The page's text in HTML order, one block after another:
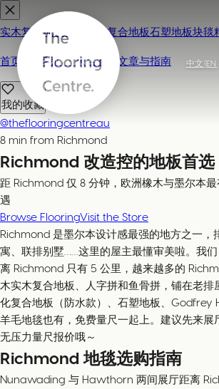
中文 |EN
实木复合地板 强化复合地板石塑地板块毯
首页 联系我们 / 来店参观 文章与指南
我的收藏
@theflooringcentreau
8 min from Richmond
Richmond 改造控的地板首选
距 Richmond 仅 8 分钟，欧洲橡木与墨尔本
遇
Browse FlooringVisit the Store
Richmond 是墨尔本设计感最强的地方之一，
寓、联排别墅……这里的屋主最懂审美啦。我
离 Richmond 只有 5 公里，越来越多的
木实木复合地板、人字拼和鱼骨拼，铺在老排
化复合地板（防水款）、石塑地板、Godfrey
羊毛地毯也有，免费量尺一起上。建议先来展
无压力量尺报价哦～
Richmond 地毯选购指南
Nunawading 与 Hawthorn 两间展厅距离